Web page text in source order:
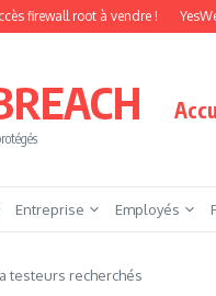
root à vendre ! YesWeHack
Entreprise Employés
testeurs recherchés